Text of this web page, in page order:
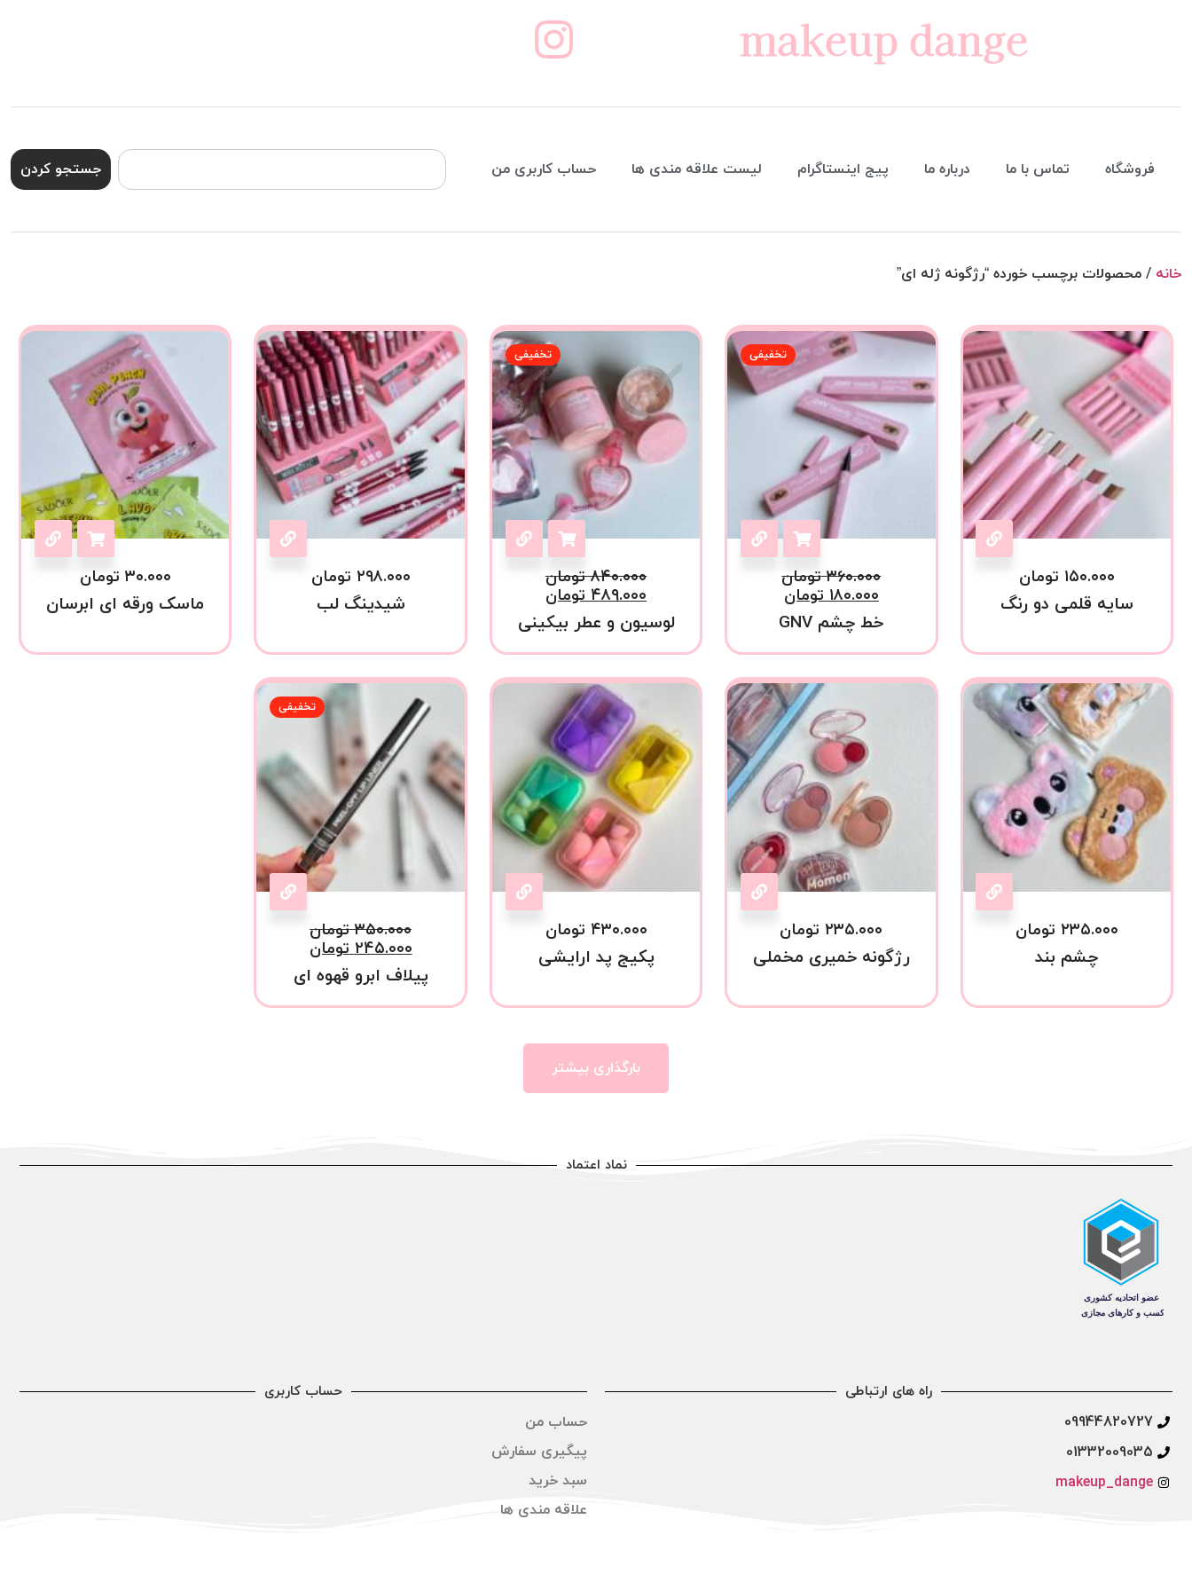
makeup dange
فروشگاه تماس با ما درباره ما پیج اینستاگرام لیست علاقه مندی ها حساب کاربری من جستجو کردن
خانه / محصولات برچسب خورده “رژگونه ژله ای”
۱۵۰.۰۰۰ تومان
سایه قلمی دو رنگ
تخفیفی
۳۶۰.۰۰۰ تومان
۱۸۰.۰۰۰ تومان
خط چشم GNV
تخفیفی
۸۴۰.۰۰۰ تومان
۴۸۹.۰۰۰ تومان
لوسیون و عطر بیکینی
۲۹۸.۰۰۰ تومان
شیدینگ لب
۳۰.۰۰۰ تومان
ماسک ورقه ای ابرسان
۲۳۵.۰۰۰ تومان
چشم بند
۲۳۵.۰۰۰ تومان
رژگونه خمیری مخملی
۴۳۰.۰۰۰ تومان
پکیج پد ارایشی
تخفیفی
۳۵۰.۰۰۰ تومان
۲۴۵.۰۰۰ تومان
پیلاف ابرو قهوه ای
بارگذاری بیشتر
نماد اعتماد
راه های ارتباطی
09944820727
01332009035
makeup_dange
حساب کاربری
حساب من
پیگیری سفارش
سبد خرید
علاقه مندی ها